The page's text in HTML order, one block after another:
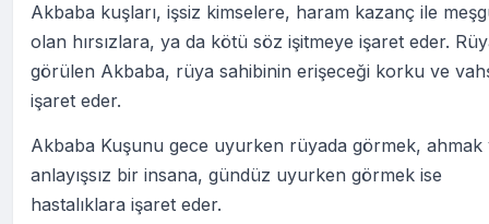
Akbaba kuşları, işsiz kimselere, haram kazanç ile
olan hırsızlara, ya da kötü söz işitmeye işaret eder.
görülen Akbaba, rüya sahibinin erişeceği korku ve
işaret eder.
Akbaba Kuşunu gece uyurken rüyada görmek, ahmak
anlayışsız bir insana, gündüz uyurken görmek ise
hastalıklara işaret eder.